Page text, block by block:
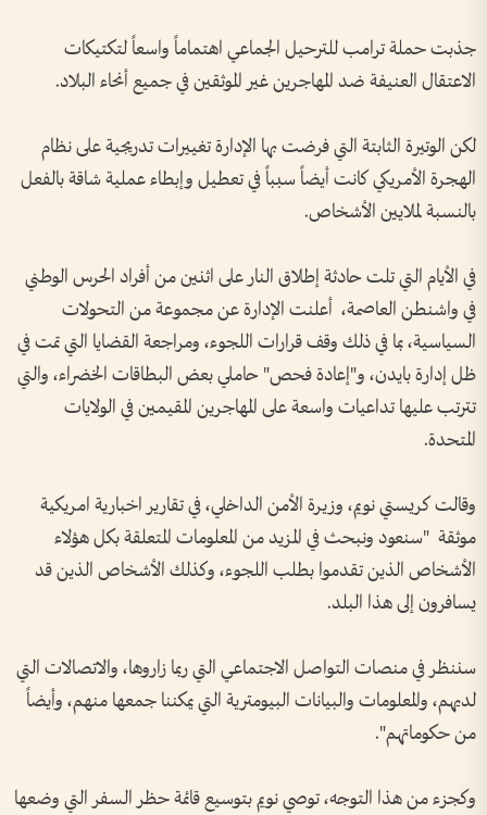
جذبت حملة ترامب للترحيل الجماعي اهتماماً واسعاً لتكتيكات
الاعتقال العنيفة ضد المهاجرين غير الموثقين في جميع أنحاء البلاد.
لكن الوتيرة الثابتة التي فرضت بها الإدارة تغييرات تدريجية على نظام
الهجرة الأمريكي كانت أيضاً سبباً في تعطيل وإبطاء عملية شاقة بالفعل
بالنسبة لملايين الأشخاص.
في الأيام التي تلت حادثة إطلاق النار على اثنين من أفراد الحرس الوطني
في واشنطن العاصمة، أعلنت الإدارة عن مجموعة من التحولات
السياسية، بما في ذلك وقف قرارات اللجوء، ومراجعة القضايا التي تمت في
ظل إدارة بايدن، و"إعادة فحص" حاملي بعض البطاقات الخضراء، والتي
تترتب عليها تداعيات واسعة على المهاجرين المقيمين في الولايات
المتحدة.
وقالت كريستي نويم، وزيرة الأمن الداخلي، في تقارير اخبارية امريكية
موثقة "سنعود ونبحث في المزيد من المعلومات المتعلقة بكل هؤلاء
الأشخاص الذين تقدموا بطلب اللجوء، وكذلك الأشخاص الذين قد
يسافرون إلى هذا البلد.
سننظر في منصات التواصل الاجتماعي التي ربما زاروها، والاتصالات التي
لديهم، والمعلومات والبيانات البيومترية التي يمكننا جمعها منهم، وأيضاً
من حكوماتهم".
وكجزء من هذا التوجه، توصي نويم بتوسيع قائمة حظر السفر التي وضعها